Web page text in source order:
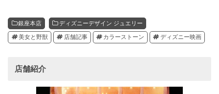
銀座本店 ディズニーデザイン ジュエリー
美女と野獣 店舗記事 カラーストーン ディズニー映画
店舗紹介